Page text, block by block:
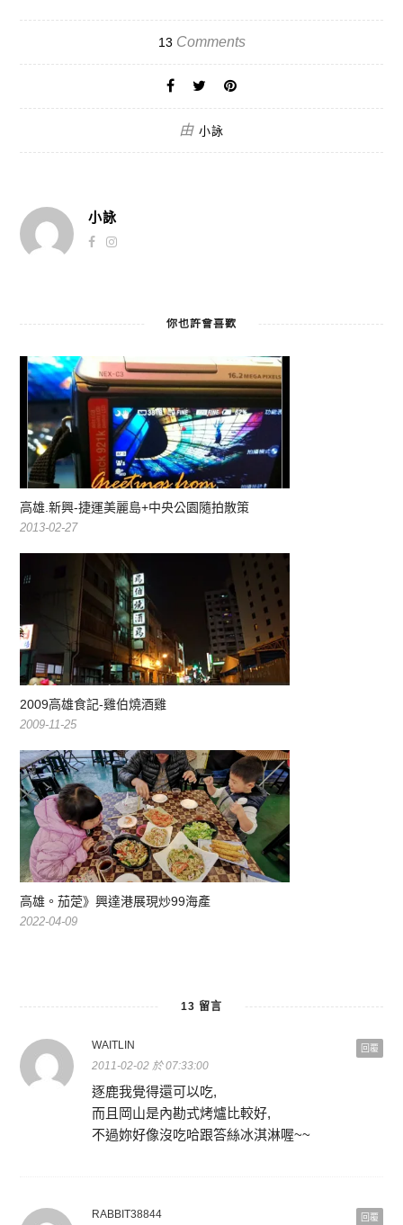
13 Comments
由 小詠
小詠
你也許會喜歡
高雄.新興-捷運美麗島+中央公園隨拍散策
2013-02-27
2009高雄食記-雞伯燒酒雞
2009-11-25
高雄。茄萣》興達港展現炒99海產
2022-04-09
13 留言
回覆
WAITLIN
2011-02-02 於 07:33:00
逐鹿我覺得還可以吃,
而且岡山是內勘式烤爐比較好,
不過妳好像沒吃哈跟答絲冰淇淋喔~~
回覆
RABBIT38844